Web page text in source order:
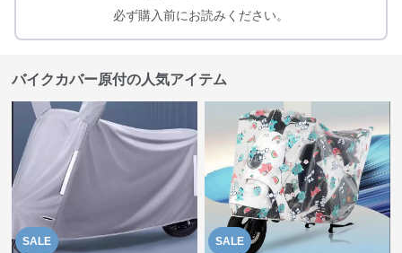
必ず購入前にお読みください。
バイクカバー原付の人気アイテム
SALE SALE